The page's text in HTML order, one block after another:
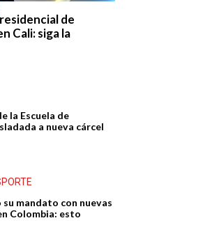
de
Cali: siga la
la Escuela de
a nueva cárcel
mandato con nuevas
Colombia: esto